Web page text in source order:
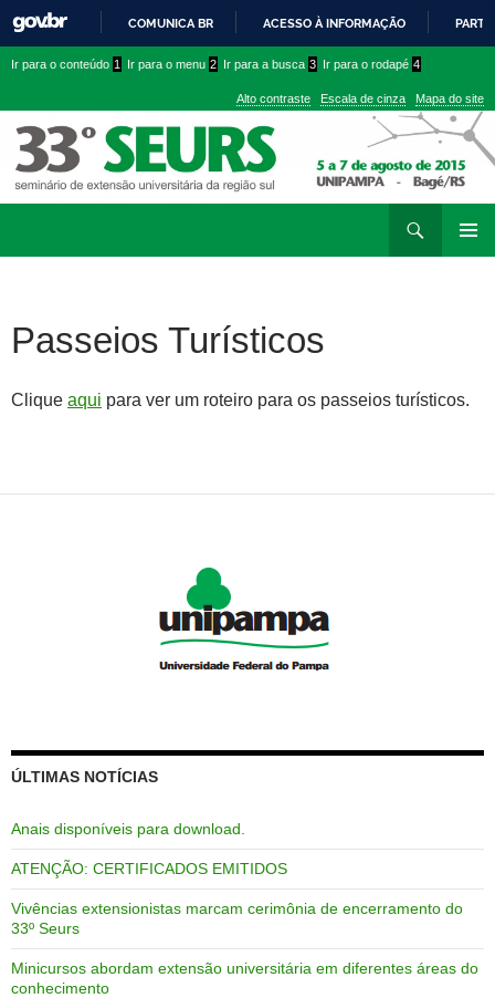
PARA
CONTEÚDO
COMUNICA BR ACESSO À INFORMAÇÃO
conteúdo
menu
superior
Ir para o conteúdo 1 Ir para o menu 2 Ir para a busca 3 Ir para o rodapé 4
Alto contraste Escala de cinza Mapa do site
Passeios Turísticos
Clique aqui para ver um roteiro para os passeios turísticos.
ÚLTIMAS NOTÍCIAS
Anais disponíveis para download.
ATENÇÃO: CERTIFICADOS EMITIDOS
Vivências extensionistas marcam cerimônia de encerramento do
33º Seurs
Minicursos abordam extensão universitária em diferentes áreas do
conhecimento